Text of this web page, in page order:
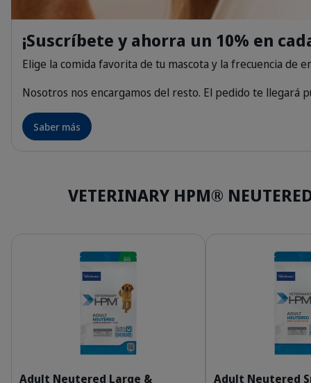
¡Suscríbete y ahorra un 10% en
Elige la comida favorita de tu mascota y la frecuencia de
Nosotros nos encargamos del resto. El pedido te llegará
Saber más
VETERINARY HPM®
HQ_HPM_Packaging-without-kg_Adult-
Adult Neutered Large &
Adult Neutered